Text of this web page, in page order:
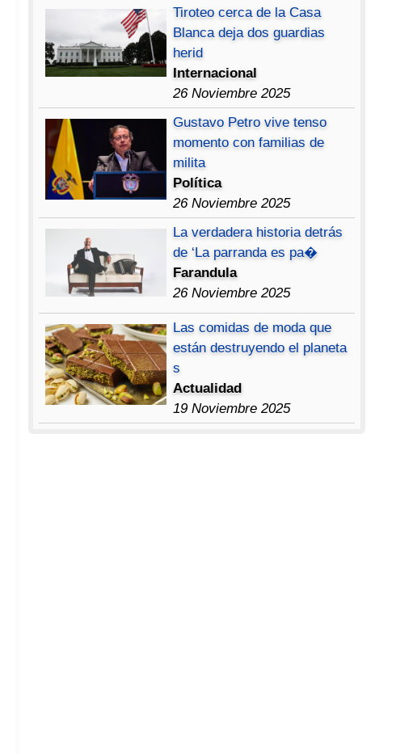
Tiroteo cerca de la Casa
Blanca deja dos guardias
herid
Internacional
26 Noviembre 2025
Gustavo Petro vive tenso
momento con familias de
milita
Política
26 Noviembre 2025
La verdadera historia detrás
de ‘La parranda es pa�
Farandula
26 Noviembre 2025
Las comidas de moda que
están destruyendo el planeta
s
Actualidad
19 Noviembre 2025